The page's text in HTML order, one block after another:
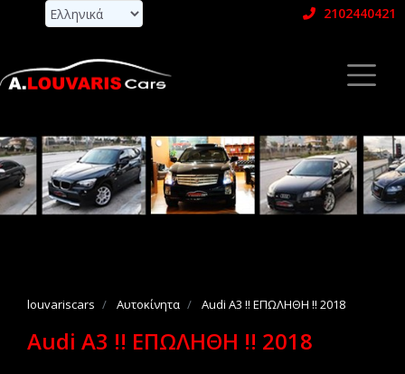
2102440421
Audi A3 !! ΕΠΩΛΗΘΗ !! 2018
louvariscars Αυτοκίνητα Audi A3 !! ΕΠΩΛΗΘΗ !! 2018